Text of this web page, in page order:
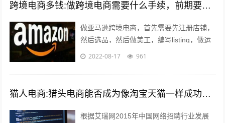
跨境电商多钱:做跨境电商需要什么手续，前期要投入多少钱？
做亚马逊跨境电商，首先需要先注册店铺，
然后选品，然后做美工，编写listing，做运
营优化，出单，处理订单，售后等。这里说
2022-08-17 961
猫人电商:猎头电商能否成为像淘宝天猫一样成功的电商平台
根据艾瑞网2015年中国网络招聘行业发展